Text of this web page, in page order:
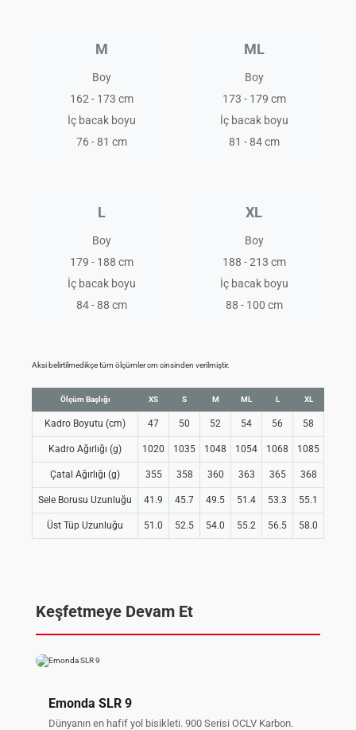
M
Boy
162 - 173 cm
İç bacak boyu
76 - 81 cm
ML
Boy
173 - 179 cm
İç bacak boyu
81 - 84 cm
L
Boy
179 - 188 cm
İç bacak boyu
84 - 88 cm
XL
Boy
188 - 213 cm
İç bacak boyu
88 - 100 cm
Aksi belirtilmedikçe tüm ölçümler cm cinsinden verilmiştir.
Ölçüm Başlığı XS S M ML L XL
Kadro Boyutu (cm) 47 50 52 54 56 58
Kadro Ağırlığı (g) 1020 1035 1048 1054 1068 1085
Çatal Ağırlığı (g) 355 358 360 363 365 368
Sele Borusu Uzunluğu 41.9 45.7 49.5 51.4 53.3 55.1
Üst Tüp Uzunluğu 51.0 52.5 54.0 55.2 56.5 58.0
Keşfetmeye Devam Et
Emonda SLR 9
Dünyanın en hafif yol bisikleti. 900 Serisi OCLV Karbon.